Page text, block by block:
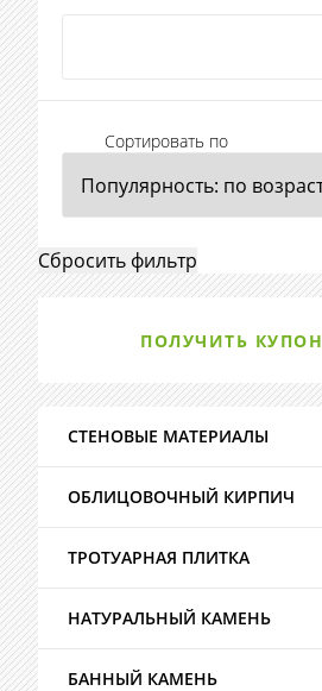
Сортировать по
ПОЛУЧИТЬ КУПОН
СТЕНОВЫЕ МАТЕРИАЛЫ
ОБЛИЦОВОЧНЫЙ КИРПИЧ
ТРОТУАРНАЯ ПЛИТКА
НАТУРАЛЬНЫЙ КАМЕНЬ
БАННЫЙ КАМЕНЬ